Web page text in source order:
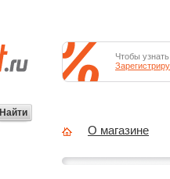
Найти
Чтобы
О магазине